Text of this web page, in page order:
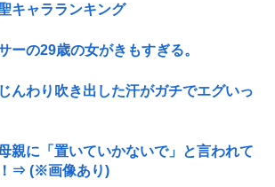
キャラランキング
ーの29歳の女がきもすぎる。
んわり吹き出した汗がガチでエグいっ
親に「置いていかないで」と言われて
！⇒ (※画像あり)